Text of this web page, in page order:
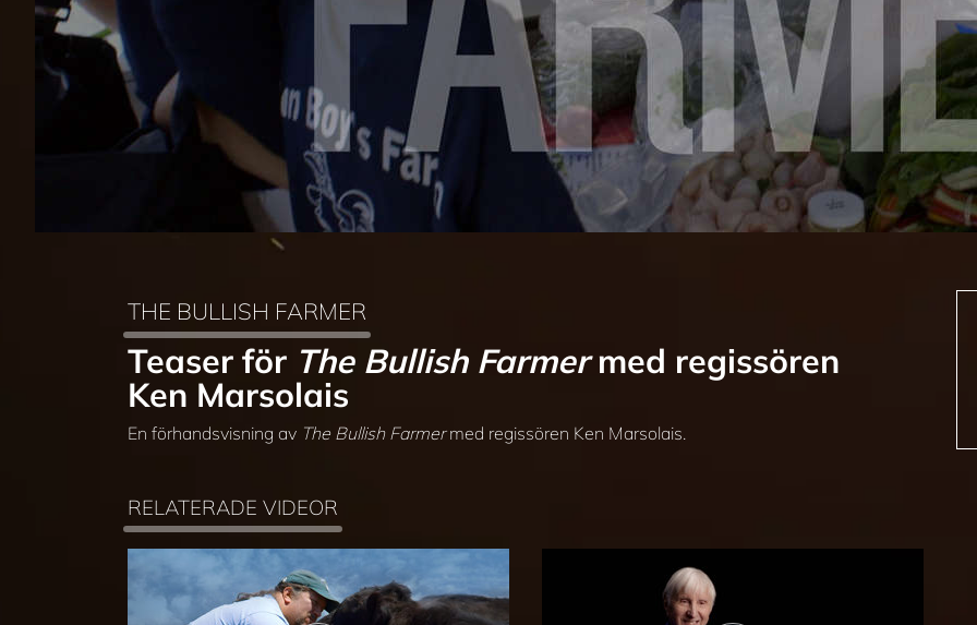
Video
THE BULLISH FARMER
Teaser för The Bullish Farmermed regissören
Ken Marsolais
En förhandsvisning av The Bullish Farmermed regissören Ken Marsolais.
RELATERADE VIDEOR